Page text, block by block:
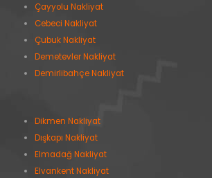
Çayyolu Nakliyat
Cebeci Nakliyat
Çubuk Nakliyat
Demetevler Nakliyat
Demirlibahçe Nakliyat
Dikmen Nakliyat
Dışkapı Nakliyat
Elmadağ Nakliyat
Elvankent Nakliyat